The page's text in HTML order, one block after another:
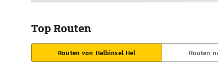
Top Routen
Routen von Halbinsel Hel Routen